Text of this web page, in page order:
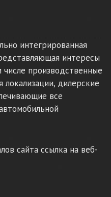
интегрированная
интересы
производственные
дилерские
все
сайта ссылка на веб-